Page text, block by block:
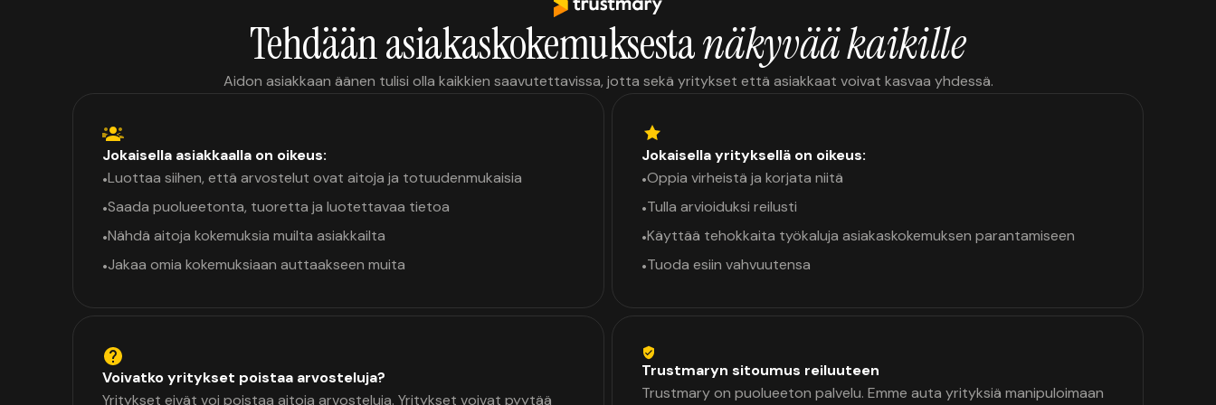
Tehdään asiakaskokemuksestanäkyvää kaikille
Aidon asiakkaan äänen tulisi olla kaikkien saavutettavissa, jotta sekä yritykset että asiakkaat voivat kasvaa yhdessä.
Jokaisella asiakkaalla on oikeus:
•Luottaa siihen, että arvostelut ovat aitoja ja totuudenmukaisia
•Saada puolueetonta, tuoretta ja luotettavaa tietoa
•Nähdä aitoja kokemuksia muilta asiakkailta
•Jakaa omia kokemuksiaan auttaakseen muita
Jokaisella yrityksellä on oikeus:
•Oppia virheistä ja korjata niitä
•Tulla arvioiduksi reilusti
•Käyttää tehokkaita työkaluja asiakaskokemuksen parantamiseen
•Tuoda esiin vahvuutensa
Voivatko yritykset poistaa arvosteluja?
Yritykset eivät voi poistaa aitoja arvosteluja. Yritykset voivat pyytää
Trustmaryn sitoumus reiluuteen
Trustmary on puolueeton palvelu. Emme auta yrityksiä manipuloimaan